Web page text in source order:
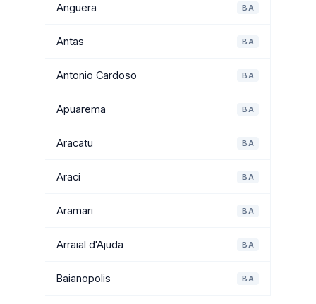
Anguera BA
Antas BA
Antonio Cardoso BA
Apuarema BA
Aracatu BA
Araci BA
Aramari BA
Arraial d'Ajuda BA
Baianopolis BA